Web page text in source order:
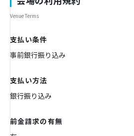
Venue Terms
支払い条件
事前銀行振り込み
支払い方法
銀行振り込み
前金請求の有無